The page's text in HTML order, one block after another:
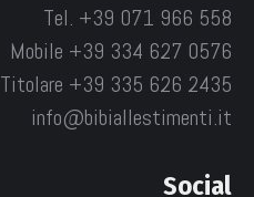
Tel. +39 071 966 558
Mobile +39 334 627 0576
Titolare +39 335 626 2435
info@bibiallestimenti.it
Social